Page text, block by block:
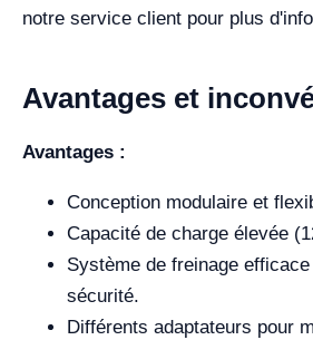
notre service client pour plus
Avantages et
Avantages :
Conception modulaire et
Capacité de charge élevée
Système de freinage
sécurité.
Différents adaptateurs pour